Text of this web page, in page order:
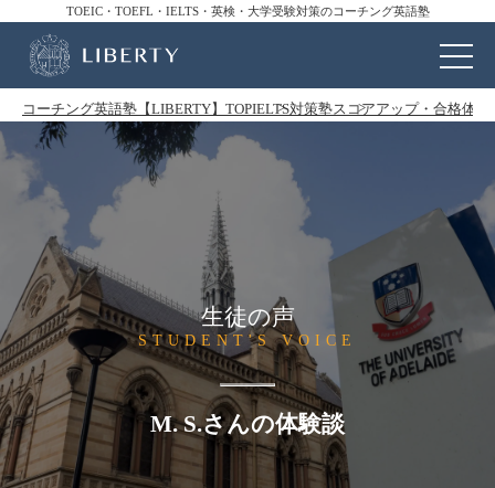
TOEIC・TOEFL・IELTS・英検・大学受験対策のコーチング英語塾
コーチング英語塾【LIBERTY】TOPIELTS対策塾スコアアップ・合格体
生徒の声
STUDENT'S VOICE
M. S.さんの体験談